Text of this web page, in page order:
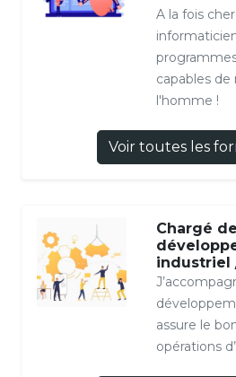
A la fois
capables
l'homme !
Voir toutes les
Chargé de
industriel
assure le
opérations